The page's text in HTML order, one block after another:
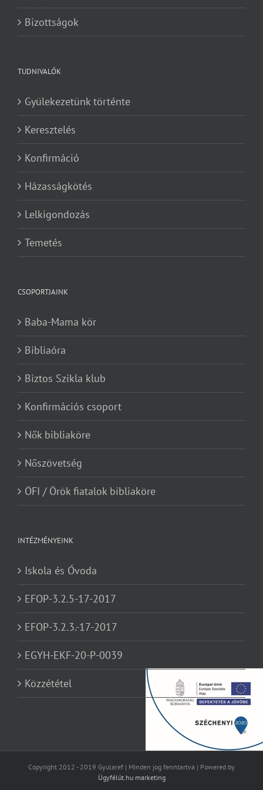
Bizottságok
TUDNIVALÓK
Gyülekezetünk történte
Keresztelés
Konfirmáció
Házasságkötés
Lelkigondozás
Temetés
CSOPORTJAINK
Baba-Mama kör
Bibliaóra
Biztos Szikla klub
Konfirmációs csoport
Nők bibliaköre
Nőszövetség
ÖFI / Örök fiatalok bibliaköre
INTÉZMÉNYEINK
Iskola és Óvoda
EFOP-3.2.5-17-2017
EFOP-3.2.3.-17-2017
EGYH-EKF-20-P-0039
Közzététel
Copyright 2012 - 2019 Gyularef | Minden jog fenntartva | Powered by
Ügyfélút.hu marketing